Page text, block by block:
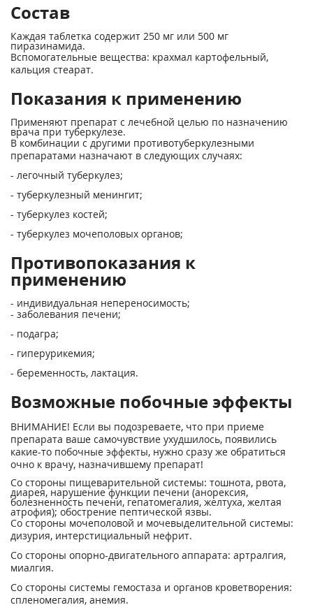
Состав
Каждая таблетка содержит 250 мг или 500 мг
пиразинамида.
Вспомогательные вещества: крахмал картофельный,
кальция стеарат.
Показания к применению
Применяют препарат с лечебной целью по назначению
врача при туберкулезе.
В комбинации с другими противотуберкулезными
препаратами назначают в следующих случаях:
- легочный туберкулез;
- туберкулезный менингит;
- туберкулез костей;
- туберкулез мочеполовых органов;
Противопоказания к
применению
- индивидуальная непереносимость;
- заболевания печени;
- подагра;
- гиперурикемия;
- беременность, лактация.
Возможные побочные эффекты
ВНИМАНИЕ! Если вы подозреваете, что при приеме
препарата ваше самочувствие ухудшилось, появились
какие-то побочные эффекты, нужно сразу же обратиться
очно к врачу, назначившему препарат!
Со стороны пищеварительной системы: тошнота, рвота,
диарея, нарушение функции печени (анорексия,
болезненность печени, гепатомегалия, желтуха, желтая
атрофия); обострение пептической язвы.
Со стороны мочеполовой и мочевыделительной системы:
дизурия, интерстициальный нефрит.
Со стороны опорно-двигательного аппарата: артралгия,
миалгия.
Со стороны системы гемостаза и органов кроветворения:
спленомегалия, анемия.